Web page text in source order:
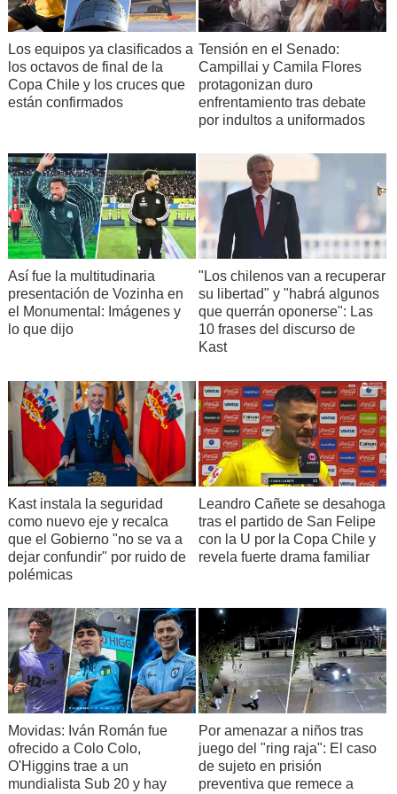
11:53.-El Gobierno informó que tras la actuación de
en la capital se trasladaron hasta los alrededores de sedes
universitarias: en Alameda con Arturo Prat; Marcoleta con
Portugal; Estación Central; Macul con Grecia; y Alameda
con San Ignacio. También dio cuenta de incidentes en la
Temuco.
11:50.-La Unidad Operativa de Control del Tránsito informa
que otra marcha se dirige por Américo Vespucio, al norte,
con Presidente Riesco; y por Pajaritos, en dirección al
norte. Asimismo, reporta disturbios en Alameda, a la altura
de Irene Morales.
: "En Américo Vesp. con Sta. Rosa van
municipalidad hay mas de 3 mil personas!".
11:42.-
Según el subsecretario Ubilla, el 95% del transporte
público operó en el país desde las primeras horas de la
movilización, "pero en total no pasa del 5%".
11:39.-Metro de Santiago, en tanto, informó que durante
pasajeros, transportando a más de 300 mil personas, lo que
representa un 27% menos que el mismo día de la semana
pasada.
11:37.-Según la autoridad, los desórdenes se han
producido principalmente en la Región Metropolitana,
donde fueron quemados dos vehículos durante la
madrugada.
Los equipos ya clasificados a
los octavos de final de la
Copa Chile y los cruces que
están confirmados
Tensión en el Senado:
Campillai y Camila Flores
protagonizan duro
enfrentamiento tras debate
por indultos a uniformados
Así fue la multitudinaria
presentación de Vozinha en
el Monumental: Imágenes y
lo que dijo
"Los chilenos van a recuperar
su libertad" y "habrá algunos
que querrán oponerse": Las
10 frases del discurso de
Kast
Kast instala la seguridad
como nuevo eje y recalca
que el Gobierno "no se va a
dejar confundir" por ruido de
polémicas
Leandro Cañete se desahoga
tras el partido de San Felipe
con la U por la Copa Chile y
revela fuerte drama familiar
Movidas: Iván Román fue
ofrecido a Colo Colo,
O'Higgins trae a un
mundialista Sub 20 y hay
Por amenazar a niños tras
juego del "ring raja": El caso
de sujeto en prisión
preventiva que remece a